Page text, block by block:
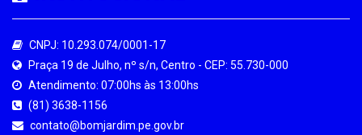
CNPJ: 10.293.074/0001-17
Praça 19 de Julho, nº s/n, Centro - CEP: 55.730-000
Atendimento: 07:00hs às 13:00hs
(81) 3638-1156
contato@bomjardim.pe.gov.br